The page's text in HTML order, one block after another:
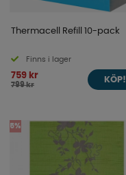
Thermacell Refill 10-pack
Finns i lager
759 kr
799 kr
KÖP!
5%